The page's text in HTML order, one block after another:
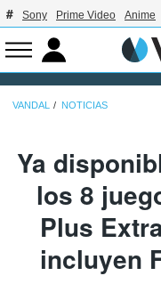
Sony Prime Video Anime
VANDAL NOTICIAS
Ya
los 8
Plus
incluyen